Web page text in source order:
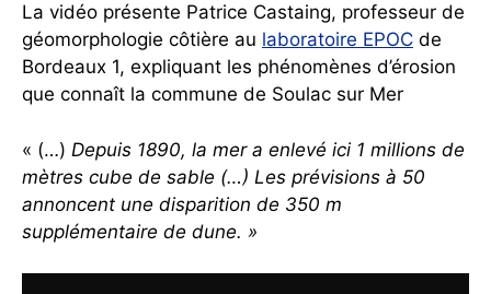
La vidéo présente Patrice Castaing, professeur de
géomorphologie côtière au laboratoire EPOC de
Bordeaux 1, expliquant les phénomènes d’érosion
que connaît la commune de Soulac sur Mer
« (…) Depuis 1890, la mer a enlevé ici 1 millions de
mètres cube de sable (…) Les prévisions à 50
annoncent une disparition de 350 m
supplémentaire de dune. »